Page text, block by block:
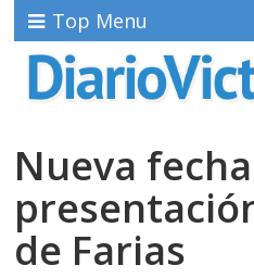
Top Menu
Nueva
de Farias